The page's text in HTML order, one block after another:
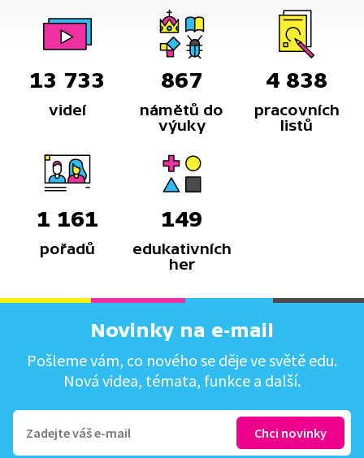
13 733
videí
867
námětů do
výuky
4 838
pracovních
listů
1 161
pořadů
149
edukativních
her
Novinky na e-mail
Pošleme vám, co nového se děje ve světě edu.
Nová videa, témata, funkce a další.